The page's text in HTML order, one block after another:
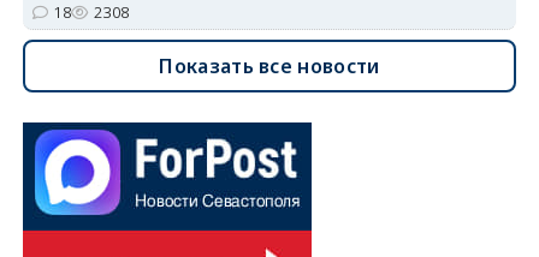
18 2308
Показать все новости